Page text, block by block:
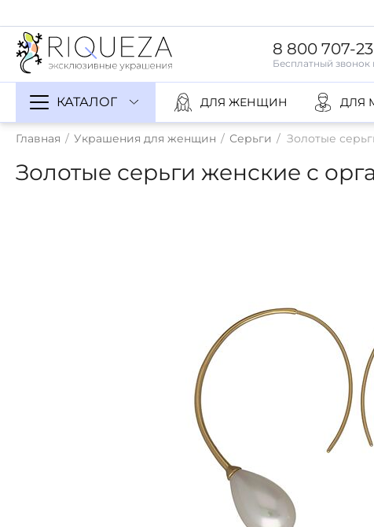
8 800 707-
КАТАЛОГ ДЛЯ ЖЕНЩИН ДЛЯ
Главная / Украшения для женщин / Серьги / Золотые
Золотые серьги женские с